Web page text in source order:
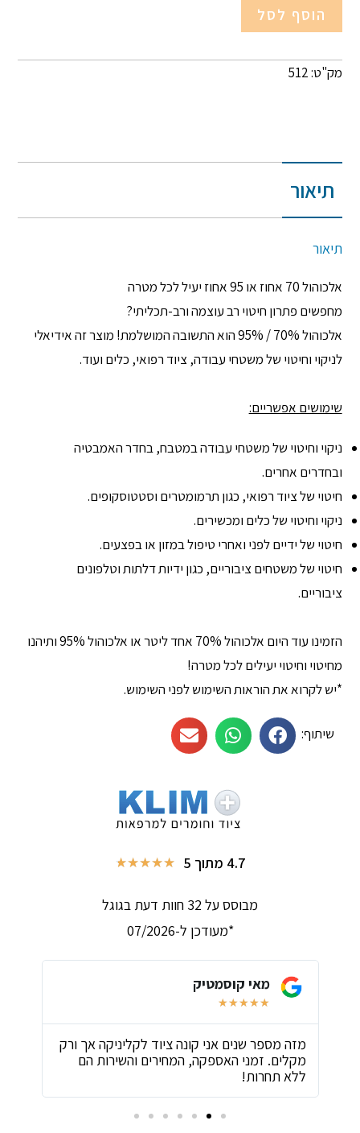
הוסף לסל
מק"ט: 512
תיאור
תיאור
אלכוהול 70 אחוז או 95 אחוז יעיל לכל מטרה
מחפשים פתרון חיטוי רב עוצמה ורב-תכליתי?
אלכוהול 70% / 95% הוא התשובה המושלמת! מוצר זה אידיאלי
לניקוי וחיטוי של משטחי עבודה, ציוד רפואי, כלים ועוד.
שימושים אפשריים:
ניקוי וחיטוי של משטחי עבודה במטבח, בחדר האמבטיה
ובחדרים אחרים.
חיטוי של ציוד רפואי, כגון תרמומטרים וסטטוסקופים.
ניקוי וחיטוי של כלים ומכשירים.
חיטוי של ידיים לפני ואחרי טיפול במזון או בפצעים.
חיטוי של משטחים ציבוריים, כגון ידיות דלתות וטלפונים
ציבוריים.
הזמינו עוד היום אלכוהול 70% אחד ליטר או אלכוהול 95% ותיהנו
מחיטוי וחיטוי יעילים לכל מטרה!
*יש לקרוא את הוראות השימוש לפני השימוש.
שיתוף:
4.7 מתוך 5 ★
★
★
★
★
מבוסס על 32 חוות דעת בגוגל
*מעודכן ל-07/2026
מאי קוסמטיק
★
★
★
★
★
מזה מספר שנים אני קונה ציוד לקליניקה אך ורק
מקלים. זמני האספקה, המחירים והשירות הם
ללא תחרות!